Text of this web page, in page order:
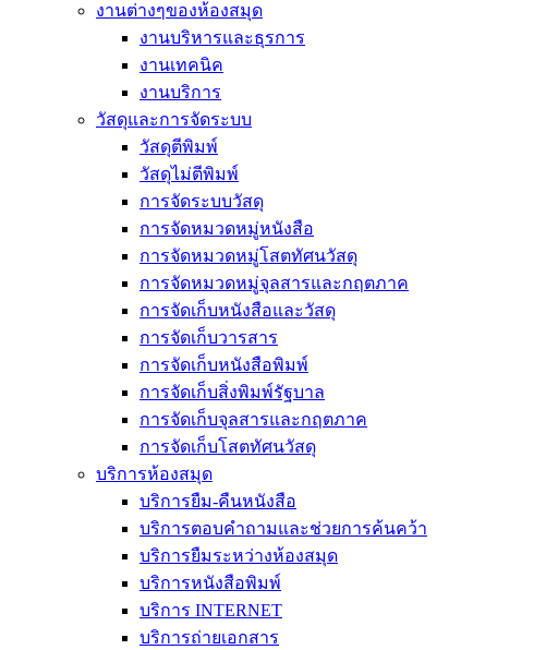
งานต่างๆของห้องสมุด
งานบริหารและธุรการ
งานเทคนิค
งานบริการ
วัสดุและการจัดระบบ
วัสดุตีพิมพ์
วัสดุไม่ตีพิมพ์
การจัดระบบวัสดุ
การจัดหมวดหมู่หนังสือ
การจัดหมวดหมู่โสตทัศนวัสดุ
การจัดหมวดหมู่จุลสารและกฤตภาค
การจัดเก็บหนังสือและวัสดุ
การจัดเก็บวารสาร
การจัดเก็บหนังสือพิมพ์
การจัดเก็บสิ่งพิมพ์รัฐบาล
การจัดเก็บจุลสารและกฤตภาค
การจัดเก็บโสตทัศนวัสดุ
บริการห้องสมุด
บริการยืม-คืนหนังสือ
บริการตอบคำถามและช่วยการค้นคว้า
บริการยืมระหว่างห้องสมุด
บริการหนังสือพิมพ์
บริการ INTERNET
บริการถ่ายเอกสาร